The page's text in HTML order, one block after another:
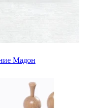
Мадон